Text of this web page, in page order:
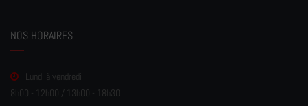
NOS HORAIRES
Lundi à vendredi
8h00 - 12h00 / 13h00 - 18h30